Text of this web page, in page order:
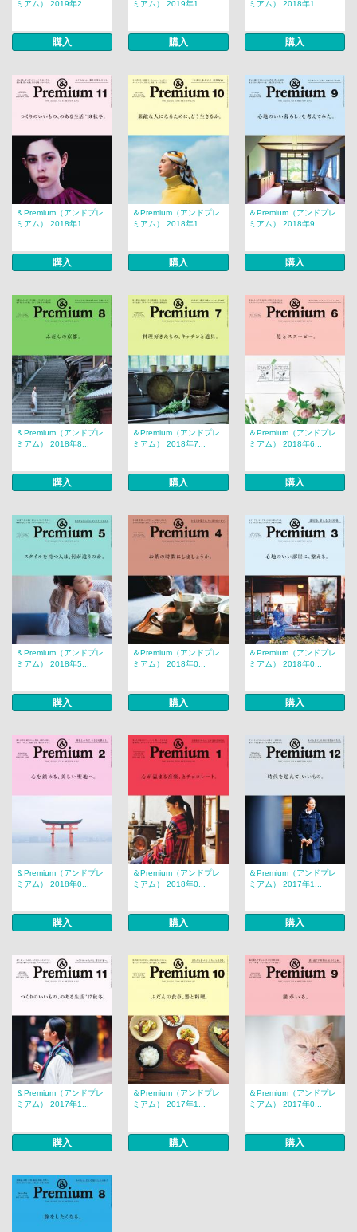
ミアム） 2019年2...
購入
ミアム） 2019年1...
購入
ミアム） 2018年1...
購入
＆Premium（アンドプレ
ミアム） 2018年1...
購入
＆Premium（アンドプレ
ミアム） 2018年1...
購入
＆Premium（アンドプレ
ミアム） 2018年9...
購入
＆Premium（アンドプレ
ミアム） 2018年8...
購入
＆Premium（アンドプレ
ミアム） 2018年7...
購入
＆Premium（アンドプレ
ミアム） 2018年6...
購入
＆Premium（アンドプレ
ミアム） 2018年5...
購入
＆Premium（アンドプレ
ミアム） 2018年0...
購入
＆Premium（アンドプレ
ミアム） 2018年0...
購入
＆Premium（アンドプレ
ミアム） 2018年0...
購入
＆Premium（アンドプレ
ミアム） 2018年0...
購入
＆Premium（アンドプレ
ミアム） 2017年1...
購入
＆Premium（アンドプレ
ミアム） 2017年1...
購入
＆Premium（アンドプレ
ミアム） 2017年1...
購入
＆Premium（アンドプレ
ミアム） 2017年0...
購入